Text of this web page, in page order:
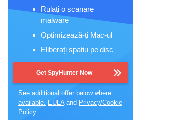
Rulați o scanare
malware
Optimizează-ți Mac-ul
Eliberați spațiu pe disc
Get SpyHunter Now
See additional offer below where
available. EULAand Privacy/Cookie
Policy.